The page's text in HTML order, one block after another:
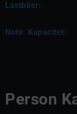
Lastbiler:
Note: Kapacitet:
Person